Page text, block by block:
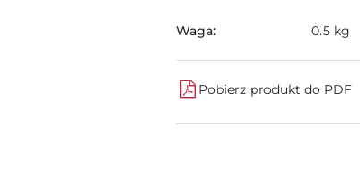
Waga: 0.5 kg
Pobierz produkt do PDF